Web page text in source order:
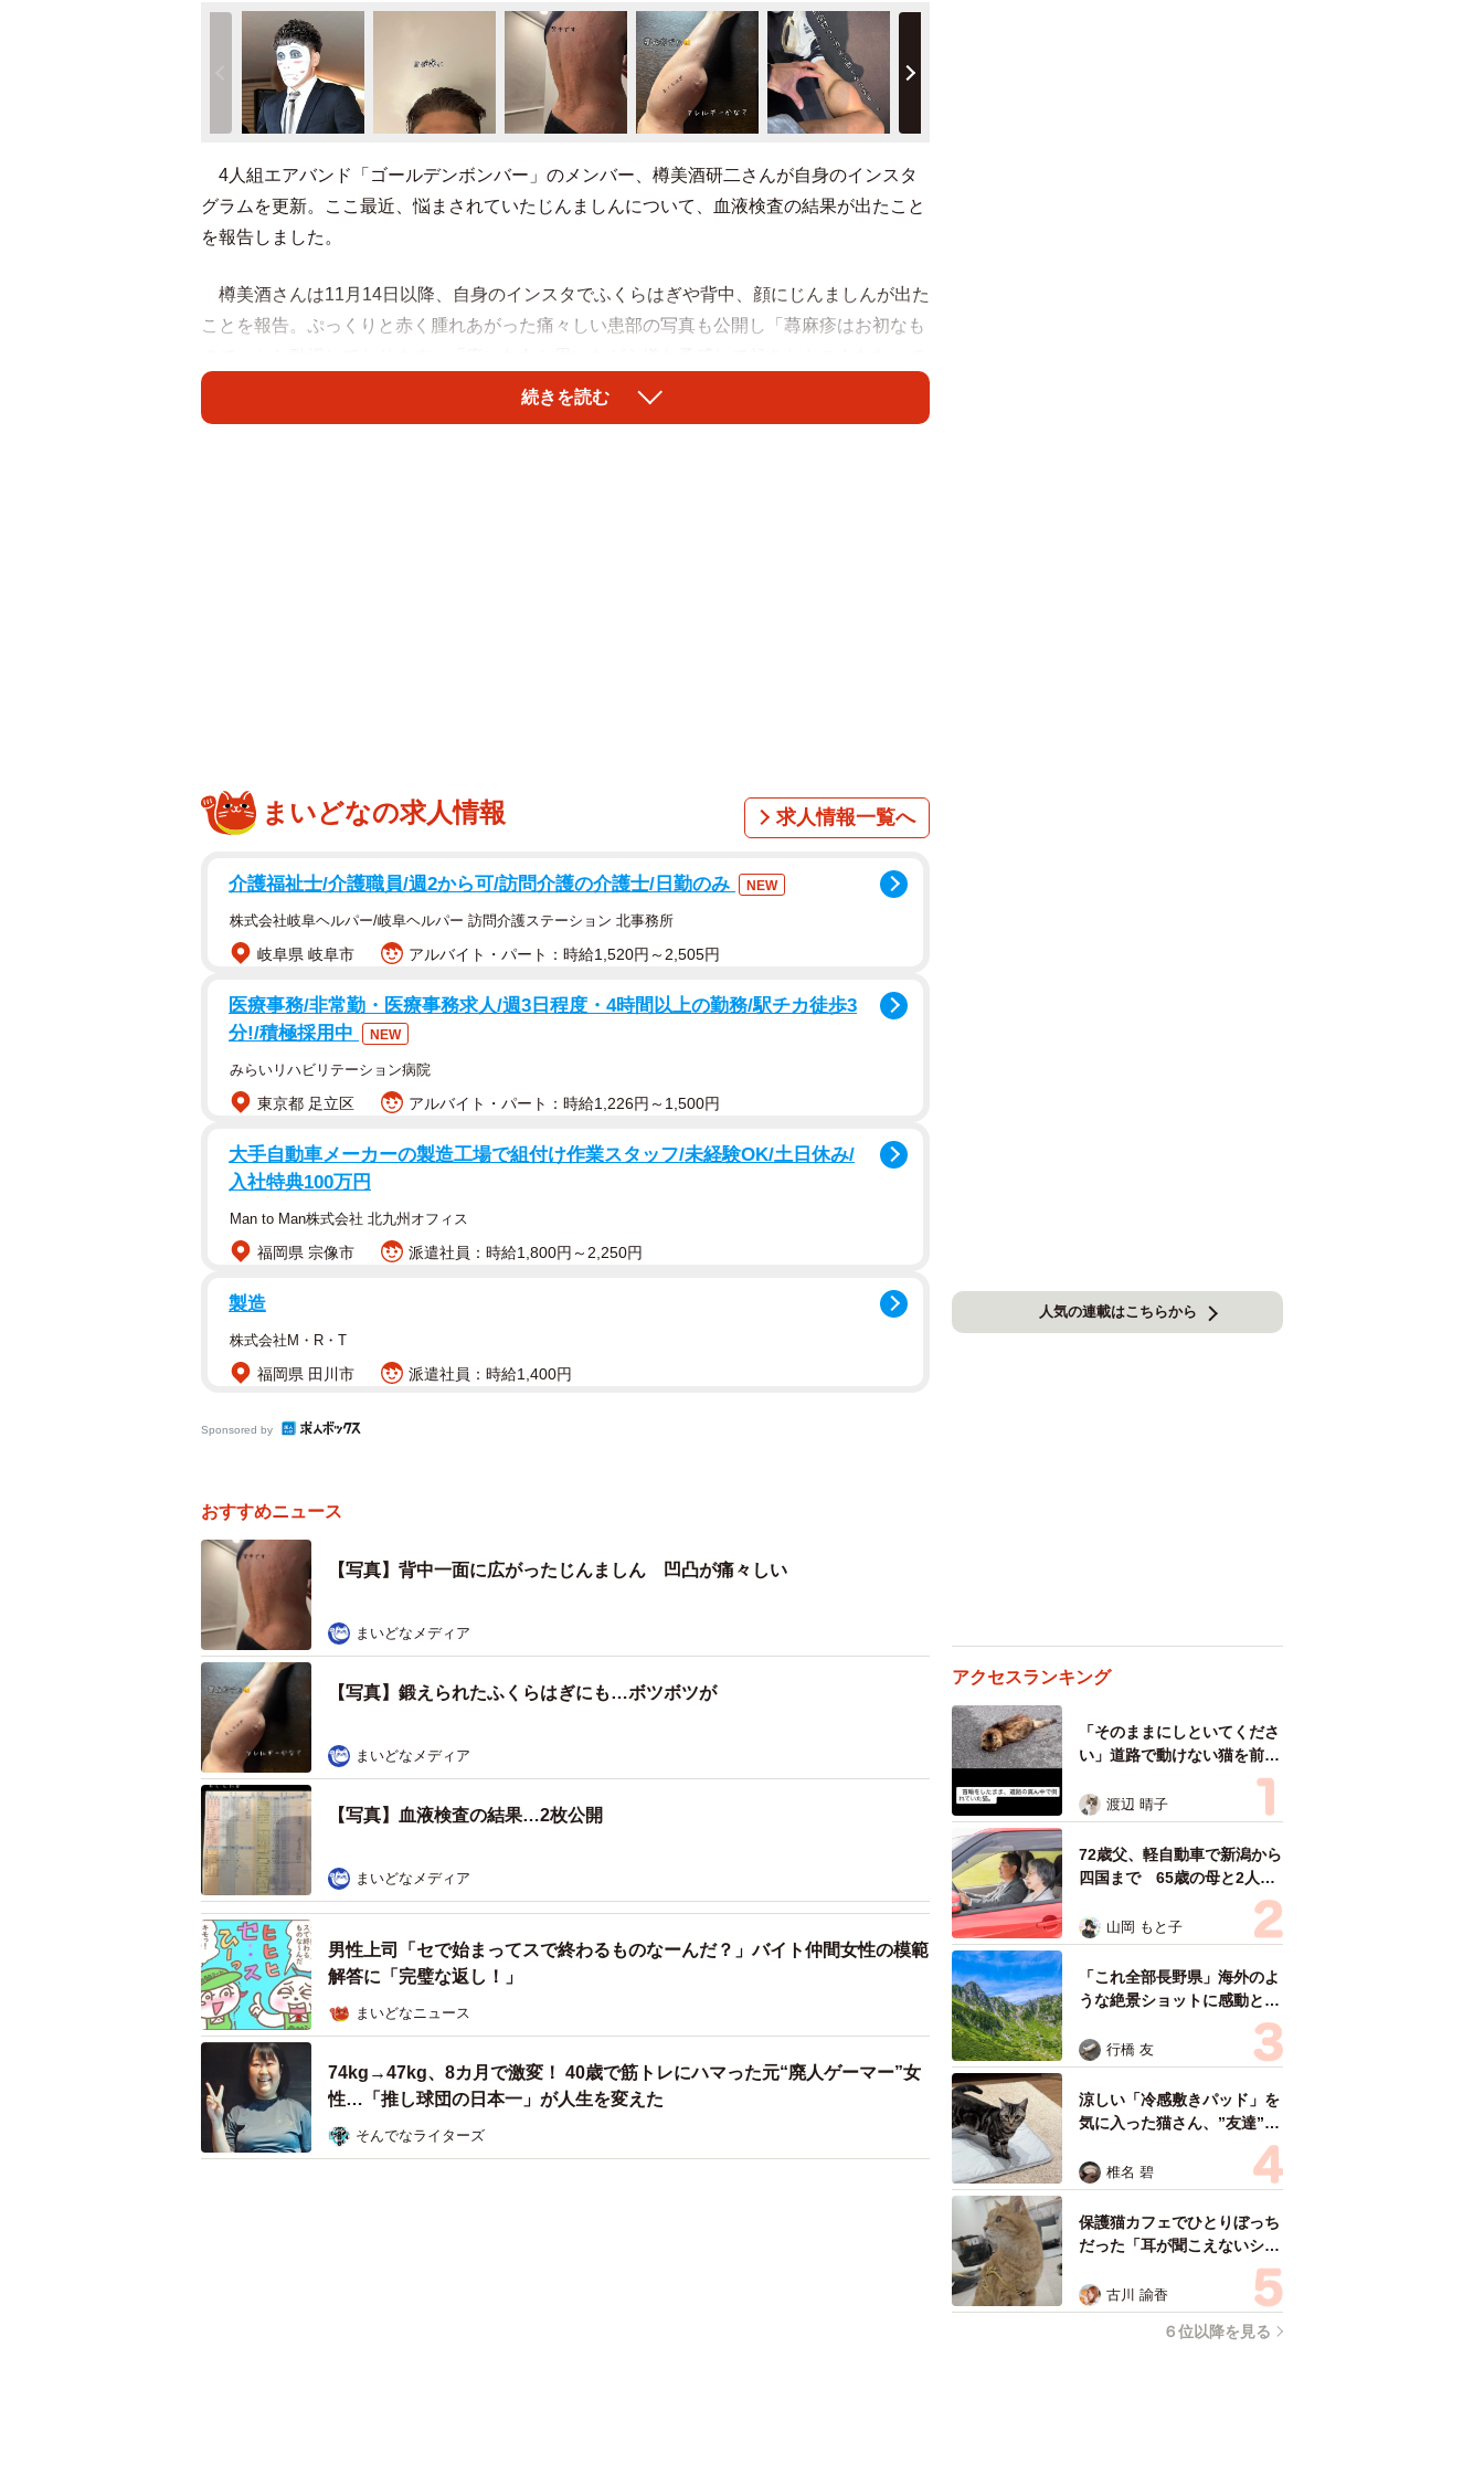
4人組エアバンド「ゴールデンボンバー」のメンバー、樽美酒研二さんが自身のインスタ
グラムを更新。ここ最近、悩まされていたじんましんについて、血液検査の結果が出たこと
を報告しました。
樽美酒さんは11月14日以降、自身のインスタでふくらはぎや背中、顔にじんましんが出た
ことを報告。ぷっくりと赤く腫れあがった痛々しい患部の写真も公開し「蕁麻疹はお初なも
た笑 まだまだ上手く付き合いきれてないですね しかし顔に出るのは良くないなあ」など
と困惑した様子でした。
た様子。
けようかなと思ってましたが、オフは一回立ち止まらないとけないのかなあと､､それはそれ
で不安に感じながら朝を迎えてます笑 ただ結果がハッキリしてめちゃくちゃ安心してま
す」と胸の内をつづりました。
心配していたファンからも「結果が分かって一安心」「心身ともにリラックスして休息し
てください」「倒れる前にシグナルが出てよかった…」などと安堵の声が上がりました。
続きを読む
まいどなの求人情報 求人情報一覧へ
介護福祉士/介護職員/週2から可/訪問介護の介護士/日勤のみ NEW
株式会社岐阜ヘルパー/岐阜ヘルパー 訪問介護ステーション 北事務所
岐阜県 岐阜市 アルバイト・パート：時給1,520円～2,505円
医療事務/非常勤・医療事務求人/週3日程度・4時間以上の勤務/駅チカ徒歩3
分!/積極採用中
NEW
みらいリハビリテーション病院
東京都 足立区 アルバイト・パート：時給1,226円～1,500円
大手自動車メーカーの製造工場で組付け作業スタッフ/未経験OK/土日休み/
入社特典100万円
Man to Man株式会社 北九州オフィス
福岡県 宗像市 派遣社員：時給1,800円～2,250円
製造
株式会社M・R・T
福岡県 田川市 派遣社員：時給1,400円
Sponsored by
おすすめニュース
【写真】背中一面に広がったじんましん 凹凸が痛々しい
まいどなメディア
【写真】鍛えられたふくらはぎにも…ボツボツが
まいどなメディア
【写真】血液検査の結果…2枚公開
まいどなメディア
男性上司「セで始まってスで終わるものなーんだ？」バイト仲間女性の模範
解答に「完璧な返し！」
まいどなニュース
74kg→47kg、8カ月で激変！ 40歳で筋トレにハマった元“廃人ゲーマー”女
性…「推し球団の日本一」が人生を変えた
そんでなライターズ
人気の連載はこちらから
アクセスランキング
「そのままにしといてくださ
い」道路で動けない猫を前に
返された一言… 懸命に生き
ようとした4日間 「命の重
さはみんな同じ」保護団体代
表の訴え
渡辺 晴子
72歳父、軽自動車で新潟から
四国まで 65歳の母と2人で
3泊4日の旅 パーキングの休
憩まで分刻み… 「大学生で
も組まねえよ！」
山岡 もと子
「これ全部長野県」海外のよ
うな絶景ショットに感動と反
響「離れてからいいところだ
ったんだって気づいた」
行橋 友
涼しい「冷感敷きパッド」を
気に入った猫さん、”友達”を
ヨイショヨイショとご招待、
毛づくろいでおもてなし
椎名 碧
保護猫カフェでひとりぼっち
だった「耳が聞こえないシニ
ア猫」と運命の出会い→重度
のペットロスで適応障害だっ
た女性の人生が一変
古川 諭香
６位以降を見る